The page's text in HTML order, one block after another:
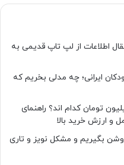
اطلاعات از لپ تاپ قدیمی به
ایرانی؛ چه مدلی بخریم که
ساعت های هوشمند زیر ۵ میلیون تومان کدام اند؟ راهنمای
و ارزش خرید بالا
بگیریم و مشکل نویز و تاری